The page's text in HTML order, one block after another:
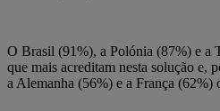
O Brasil (91%), a Polónia (87%) e a
que mais acreditam nesta solução e,
a Alemanha (56%) e a França (62%)